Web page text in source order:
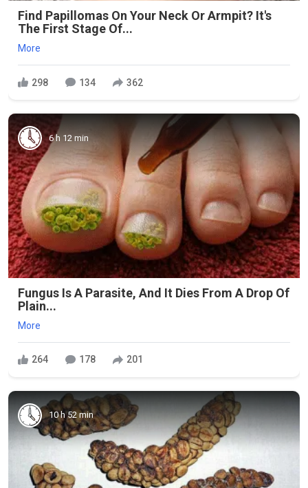
Find Papillomas On Your Neck Or Armpit? It's
The First Stage Of...
More
298 134 362
6 h 12 min
Fungus Is A Parasite, And It Dies From A Drop Of
Plain...
More
264 178 201
10 h 52 min